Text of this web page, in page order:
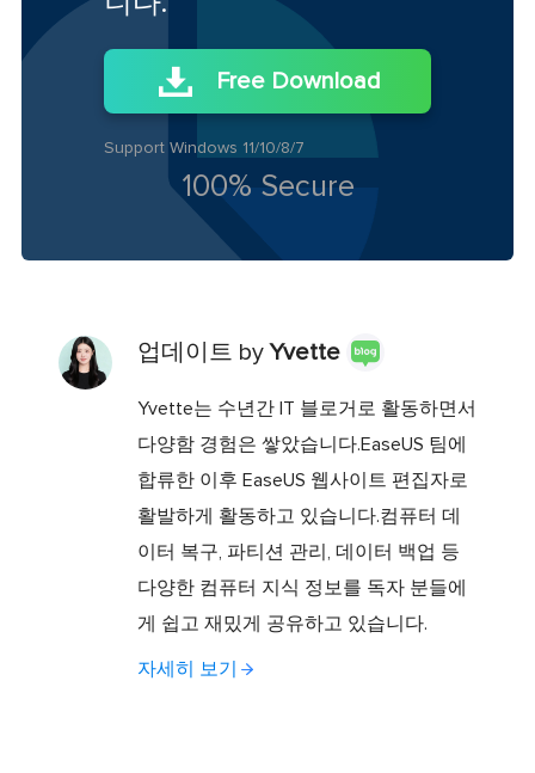
Free Download
Support Windows 11/10/8/7
100% Secure
업데이트 by Yvette
Yvette는 수년간 IT 블로거로 활동하면서
다양함 경험은 쌓았습니다.EaseUS 팀에
합류한 이후 EaseUS 웹사이트 편집자로
활발하게 활동하고 있습니다.컴퓨터 데
이터 복구, 파티션 관리, 데이터 백업 등
다양한 컴퓨터 지식 정보를 독자 분들에
게 쉽고 재밌게 공유하고 있습니다.
자세히 보기